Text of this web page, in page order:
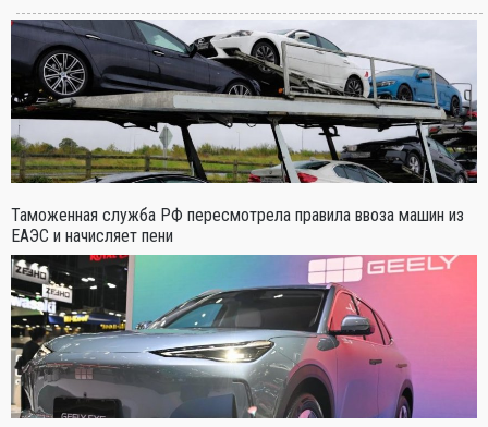
Таможенная служба РФ пересмотрела правила ввоза машин из
ЕАЭС и начисляет пени